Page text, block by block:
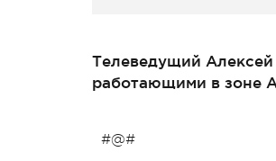
Телеведущий
работающими в зоне
#@#